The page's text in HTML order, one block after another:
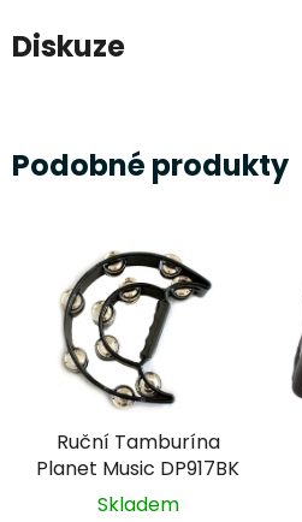
Diskuze
Podobné produkty
Ruční Tamburína
Planet Music DP917BK
Skladem